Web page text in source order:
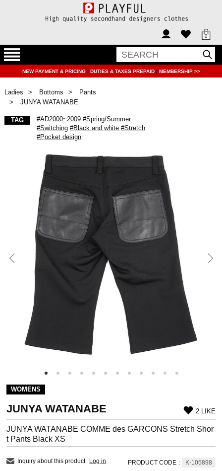
0
NEW PAYMENT & PRICING | DUTIES & TAXES PREPAID | MEMBERSHIP >>
Ladies Bottoms
Pants
JUNYA WATANABE
TAG #AD2000~2009 #Spring/Summer
#Switching #Black and white #Stretch
#Pocket design
WOMENS
JUNYA WATANABE 2 LIKE
JUNYA WATANABE COMME des GARCONS Stretch Shor
t Pants Black XS
Inquiry about this product Log in PRODUCT CODE : K-105898